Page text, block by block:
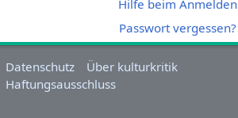
Hilfe beim Anmelden
Passwort vergessen?
Datenschutz
Über kulturkritik
Haftungsausschluss